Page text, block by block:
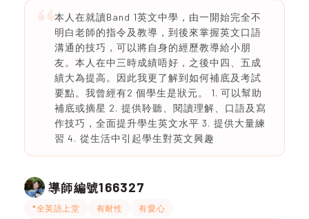
本人在就讀Band 1英文中學，由一開始完全不
明白老師的指令及教導，到後來掌握英文口語
溝通的技巧，可以將自身的經歷教導給小朋
友。本人在中三時成績唔好，之後中四、五成
績大為提高。因此我更了解到如何補底及考試
要點。我曾經有2 個學生是狀元。 1. 可以幫助
補底或摘星 2. ⁠提供聆聽、閱讀理解、口語及寫
作技巧，全面提升學生英文水平 3. ⁠提供大量練
習 4. ⁠從生活中引起學生對英文興趣
導師編號166327
*全英語上堂 有耐性 有愛心